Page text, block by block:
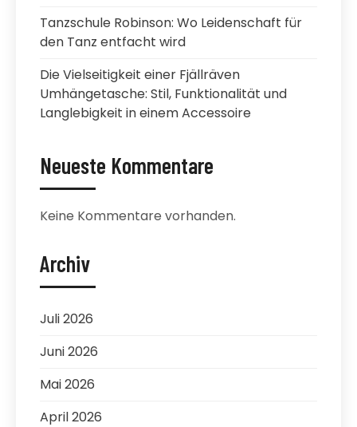
Tanzschule Robinson: Wo Leidenschaft für
den Tanz entfacht wird
Die Vielseitigkeit einer Fjällräven
Umhängetasche: Stil, Funktionalität und
Langlebigkeit in einem Accessoire
Neueste Kommentare
Keine Kommentare vorhanden.
Archiv
Juli 2026
Juni 2026
Mai 2026
April 2026